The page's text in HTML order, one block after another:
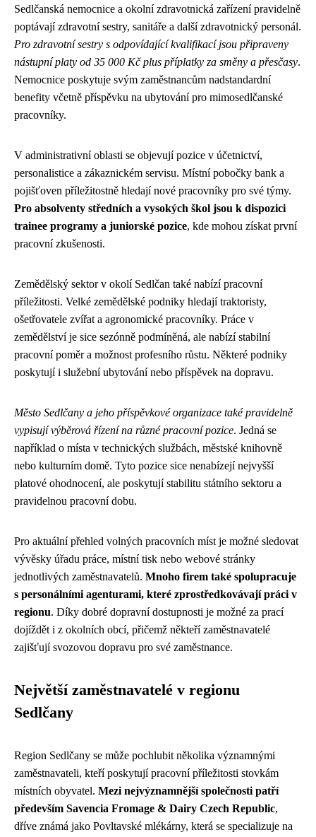
Sedlčanská nemocnice a okolní zdravotnická zařízení pravidelně
poptávají zdravotní sestry, sanitáře a další zdravotnický personál.
Pro zdravotní sestry s odpovídající kvalifikací jsou připraveny
nástupní platy od 35 000 Kč plus příplatky za směny a přesčasy.
Nemocnice poskytuje svým zaměstnancům nadstandardní
benefity včetně příspěvku na ubytování pro mimosedlčanské
pracovníky.
V administrativní oblasti se objevují pozice v účetnictví,
personalistice a zákaznickém servisu. Místní pobočky bank a
pojišťoven příležitostně hledají nové pracovníky pro své týmy.
Pro absolventy středních a vysokých škol jsou k dispozici
trainee programy a juniorské pozice, kde mohou získat první
pracovní zkušenosti.
Zemědělský sektor v okolí Sedlčan také nabízí pracovní
příležitosti. Velké zemědělské podniky hledají traktoristy,
ošetřovatele zvířat a agronomické pracovníky. Práce v
zemědělství je sice sezónně podmíněná, ale nabízí stabilní
pracovní poměr a možnost profesního růstu. Některé podniky
poskytují i služební ubytování nebo příspěvek na dopravu.
Město Sedlčany a jeho příspěvkové organizace také pravidelně
vypisují výběrová řízení na různé pracovní pozice. Jedná se
například o místa v technických službách, městské knihovně
nebo kulturním domě. Tyto pozice sice nenabízejí nejvyšší
platové ohodnocení, ale poskytují stabilitu státního sektoru a
pravidelnou pracovní dobu.
Pro aktuální přehled volných pracovních míst je možné sledovat
vývěsky úřadu práce, místní tisk nebo webové stránky
jednotlivých zaměstnavatelů. Mnoho firem také spolupracuje
s personálními agenturami, které zprostředkovávají práci v
regionu. Díky dobré dopravní dostupnosti je možné za prací
dojíždět i z okolních obcí, přičemž někteří zaměstnavatelé
zajišťují svozovou dopravu pro své zaměstnance.
Největší zaměstnavatelé v regionu
Sedlčany
Region Sedlčany se může pochlubit několika významnými
zaměstnavateli, kteří poskytují pracovní příležitosti stovkám
místních obyvatel. Mezi nejvýznamnější společnosti patří
především Savencia Fromage & Dairy Czech Republic,
dříve známá jako Povltavské mlékárny, která se specializuje na